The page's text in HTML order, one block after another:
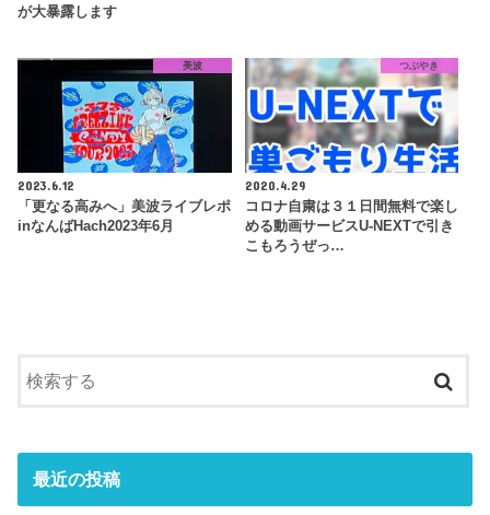
が大暴露します
美波
2023.6.12
「更なる高みへ」美波ライブレポ
inなんばHach2023年6月
つぶやき
2020.4.29
コロナ自粛は３１日間無料で楽し
める動画サービスU-NEXTで引き
こもろうぜっ…
最近の投稿